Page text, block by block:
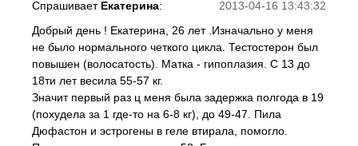
2013-04-16 13:43:32
Спрашивает Екатерина:
Добрый день ! Екатерина, 26 лет .Изначально у меня
не было нормального четкого цикла. Тестостерон был
повышен (волосатость). Матка - гипоплазия. С 13 до
18ти лет весила 55-57 кг.
Значит первый раз ц меня была задержка полгода в 19
(похудела за 1 где-то на 6-8 кг), до 49-47. Пила
Дюфастон и эстрогены в геле втирала, помогло.